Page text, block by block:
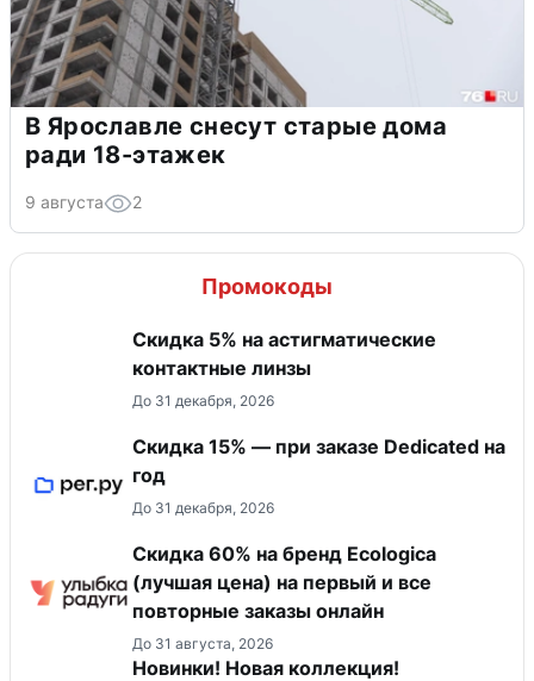
В Ярославле снесут старые дома
ради 18-этажек
9 августа 2
Промокоды
Скидка 5% на астигматические
контактные линзы
До 31 декабря, 2026
Скидка 15% — при заказе Dedicated на
год
До 31 декабря, 2026
Скидка 60% на бренд Ecologica
(лучшая цена) на первый и все
повторные заказы онлайн
До 31 августа, 2026
Новинки! Новая коллекция!